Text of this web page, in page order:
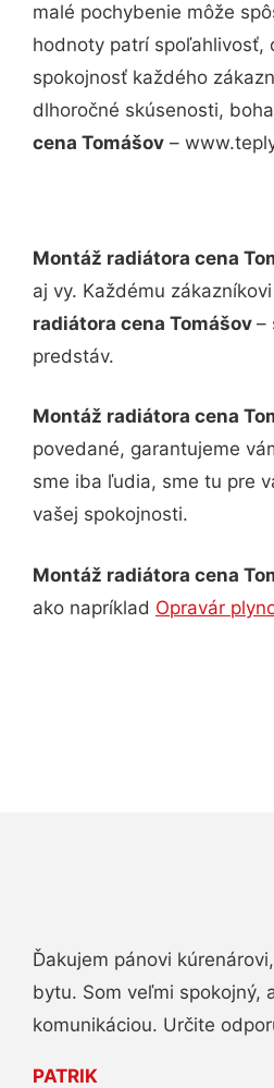
malé pochybenie môže
hodnoty patrí spoľahlivosť,
spokojnosť každého
dlhoročné skúsenosti,
cena Tomášov –
Montáž radiátora cena
aj vy. Každému
radiátora cena Tomášov –
predstáv.
Montáž radiátora cena
povedané, garantujeme
sme iba ľudia, sme tu pre
vašej spokojnosti.
Montáž radiátora cena
ako napríklad Opravár
Ďakujem pánovi
bytu. Som veľmi spokojný,
komunikáciou. Určite
PATRIK